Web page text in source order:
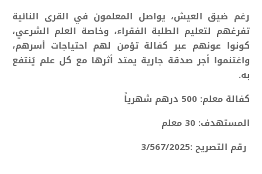
رغم ضيق العيش، يواصل المعلمون في القرى النائية
تفرغهم لتعليم الطلبة الفقراء، وخاصة العلم الشرعي،
كونوا عونهم عبر كفالة تؤمن لهم احتياجات أسرهم،
واغتنموا أجر صدقة جارية يمتد أثرها مع كل علم يُنتفع
به.
كفالة معلم: 500 درهم شهرياً
المستهدف: 30 معلم
رقم التصريح :3/567/2025